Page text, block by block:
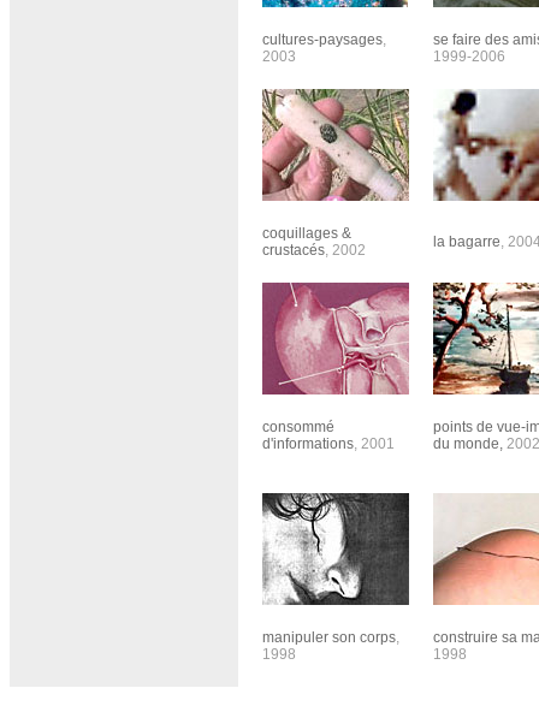
cultures-paysages,
2003
se faire des
1999-2006
coquillages &
crustacés, 2002 la bagarre,
consommé
d'informations, 2001
points de vue-
du monde, 2002
manipuler son corps,
1998
construire sa
1998